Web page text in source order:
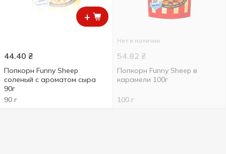
+
44.40 ₴
Попкорн Funny Sheep
соленый с ароматом сыра
90г
90 г
Нет в наличии
54.82 ₴
Попкорн Funny Sheep в
карамели 100г
100 г